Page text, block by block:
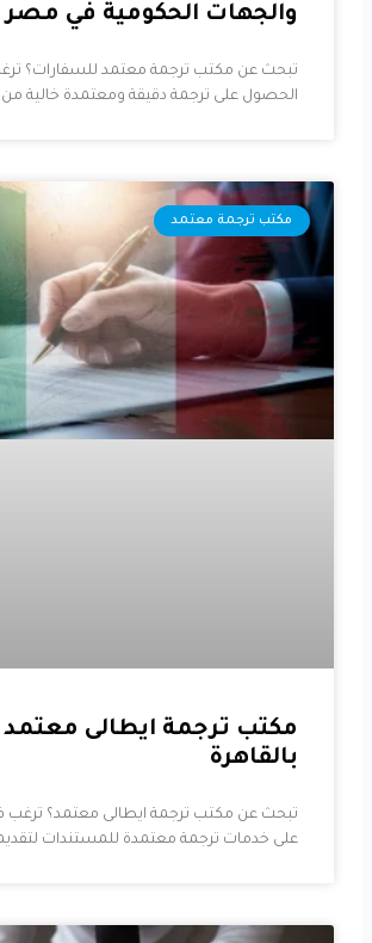
والجهات الحكومية في مصر
تبحث عن مكتب ترجمة معتمد للسفارات؟
الحصول على ترجمة دقيقة ومعتمدة خالية من
مكتب ترجمة معتمد
مكتب ترجمة ايطالى معتمد
بالقاهرة
تبحث عن مكتب ترجمة ايطالى معتمد؟ ترغب
على خدمات ترجمة معتمدة للمستندات